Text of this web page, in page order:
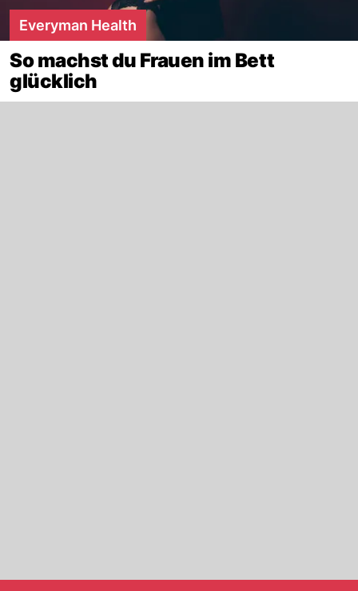
Everyman Health
So machst du Frauen im Bett
glücklich